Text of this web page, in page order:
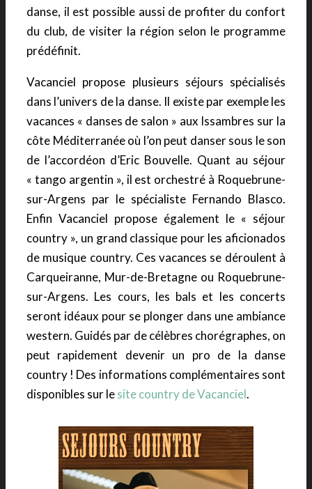
danse, il est possible aussi de profiter du confort
du club, de visiter la région selon le programme
prédéfinit.
Vacanciel propose plusieurs séjours spécialisés
dans l’univers de la danse. Il existe par exemple les
vacances « danses de salon » aux Issambres sur la
côte Méditerranée où l’on peut danser sous le son
de l’accordéon d’Eric Bouvelle. Quant au séjour
« tango argentin », il est orchestré à Roquebrune-
sur-Argens par le spécialiste Fernando Blasco.
Enfin Vacanciel propose également le « séjour
country », un grand classique pour les aficionados
de musique country. Ces vacances se déroulent à
Carqueiranne, Mur-de-Bretagne ou Roquebrune-
sur-Argens. Les cours, les bals et les concerts
seront idéaux pour se plonger dans une ambiance
western. Guidés par de célèbres chorégraphes, on
peut rapidement devenir un pro de la danse
country ! Des informations complémentaires sont
disponibles sur lesite country de Vacanciel.